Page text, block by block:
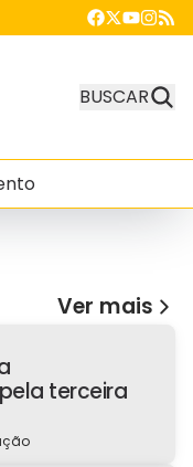
BUSCAR
Ver mais
terceira